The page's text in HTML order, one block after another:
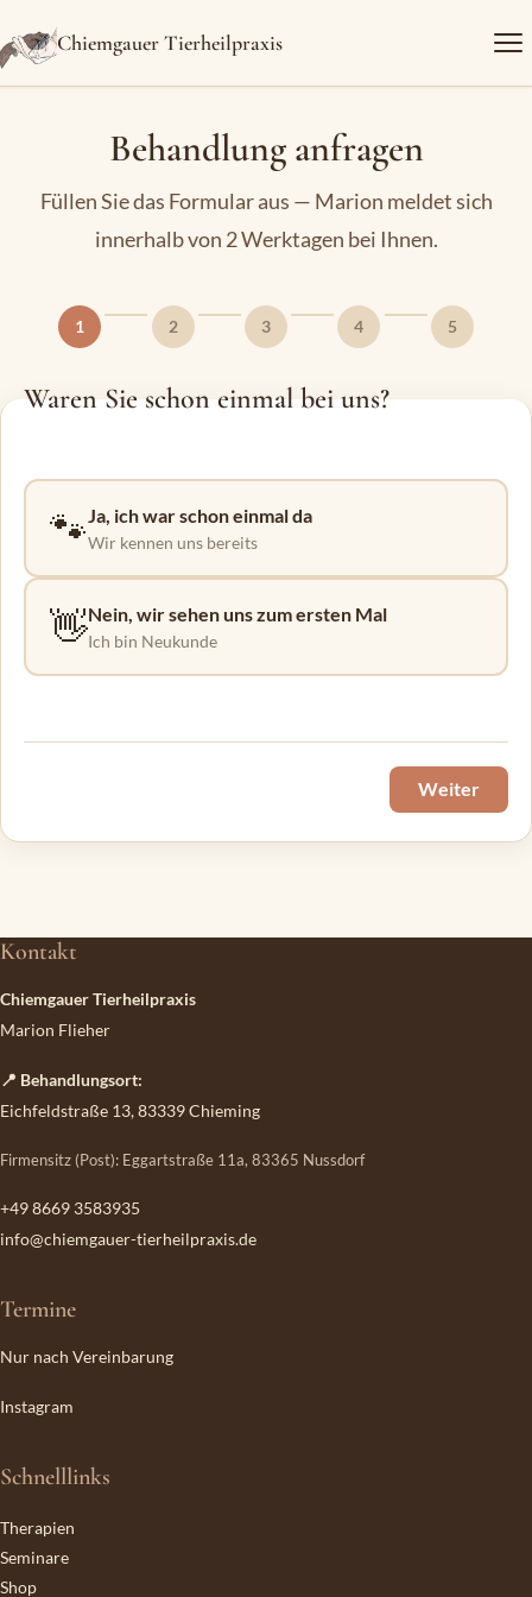
Chiemgauer Tierheilpraxis
Behandlung anfragen
Füllen Sie das Formular aus — Marion meldet sich
innerhalb von 2 Werktagen bei Ihnen.
1 2 3 4 5
Waren Sie schon einmal bei uns?
🐾Ja, ich war schon einmal da
Wir kennen uns bereits
👋Nein, wir sehen uns zum ersten Mal
Ich bin Neukunde
Weiter
Kontakt
Chiemgauer Tierheilpraxis
Marion Flieher
📍 Behandlungsort:
Eichfeldstraße 13, 83339 Chieming
Firmensitz (Post): Eggartstraße 11a, 83365 Nussdorf
+49 8669 3583935
info@chiemgauer-tierheilpraxis.de
Termine
Nur nach Vereinbarung
Instagram
Schnelllinks
Therapien
Seminare
Shop